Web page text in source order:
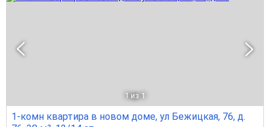
1 из 1
1-комн квартира в новом доме, ул Бежицкая, 76, д.